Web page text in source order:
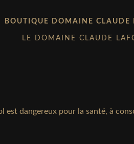
BOUTIQUE DOMAINE CLAUDE
LE DOMAINE CLAUDE
est dangereux pour la santé, à